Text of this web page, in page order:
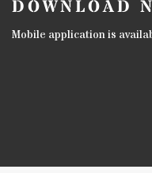
Mobile application is